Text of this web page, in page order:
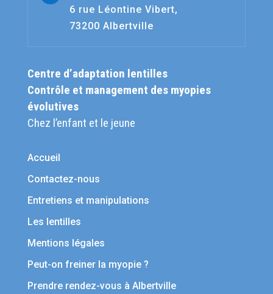
6 rue Léontine Vibert,
73200 Albertville
Centre d’adaptation lentilles
Contrôle et management des myopies
évolutives
Chez l’enfant et le jeune
Accueil
Contactez-nous
Entretiens et manipulations
Les lentilles
Mentions légales
Peut-on freiner la myopie ?
Prendre rendez-vous à Albertville